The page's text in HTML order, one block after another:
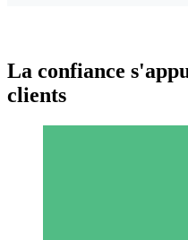
Packs de
La confiance
clients